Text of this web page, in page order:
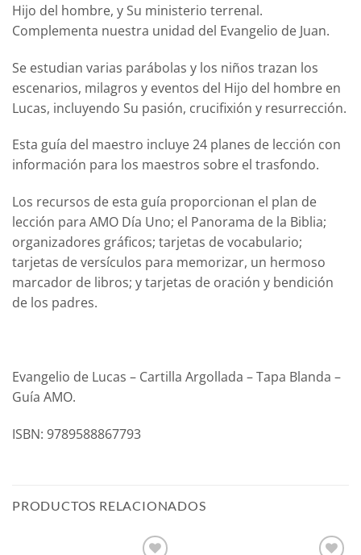
Hijo del hombre, y Su ministerio terrenal.
Complementa nuestra unidad del Evangelio de Juan.
Se estudian varias parábolas y los niños trazan los
escenarios, milagros y eventos del Hijo del hombre en
Lucas, incluyendo Su pasión, crucifixión y resurrección.
Esta guía del maestro incluye 24 planes de lección con
información para los maestros sobre el trasfondo.
Los recursos de esta guía proporcionan el plan de
lección para AMO Día Uno; el Panorama de la Biblia;
organizadores gráficos; tarjetas de vocabulario;
tarjetas de versículos para memorizar, un hermoso
marcador de libros; y tarjetas de oración y bendición
de los padres.
Evangelio de Lucas – Cartilla Argollada – Tapa Blanda –
Guía AMO.
ISBN: 9789588867793
PRODUCTOS RELACIONADOS